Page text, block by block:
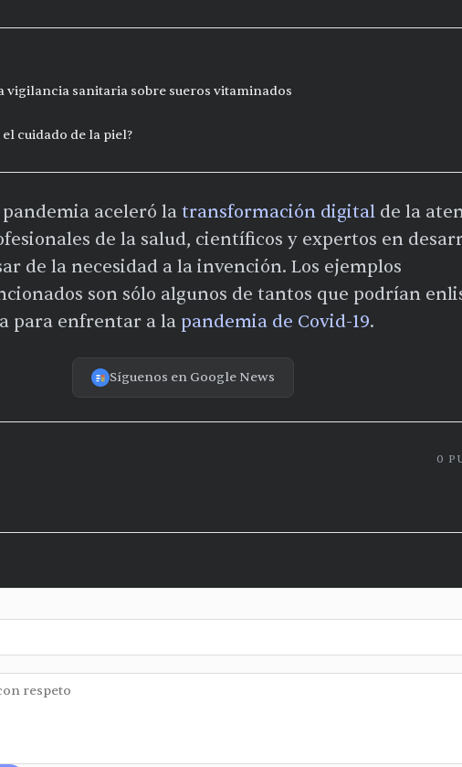
vigilancia sanitaria sobre sueros vitaminados
cuidado de la piel?
aceleró la transformación digital de la
de la salud, científicos y expertos en
de la necesidad a la invención. Los ejemplos
son sólo algunos de tantos que podrían
para enfrentar a la pandemia de Covid-19.
Síguenos en Google News
0